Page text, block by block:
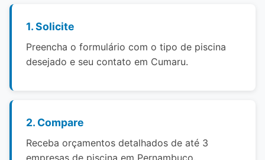
1. Solicite
Preencha o formulário com o tipo de piscina
desejado e seu contato em Cumaru.
2. Compare
Receba orçamentos detalhados de até 3
empresas de piscina em Pernambuco.